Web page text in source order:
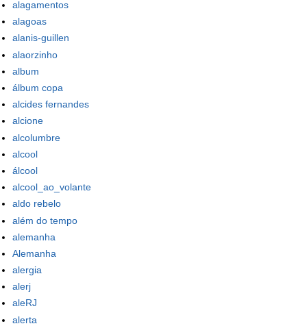
alagamentos
alagoas
alanis-guillen
alaorzinho
album
álbum copa
alcides fernandes
alcione
alcolumbre
alcool
álcool
alcool_ao_volante
aldo rebelo
além do tempo
alemanha
Alemanha
alergia
alerj
aleRJ
alerta